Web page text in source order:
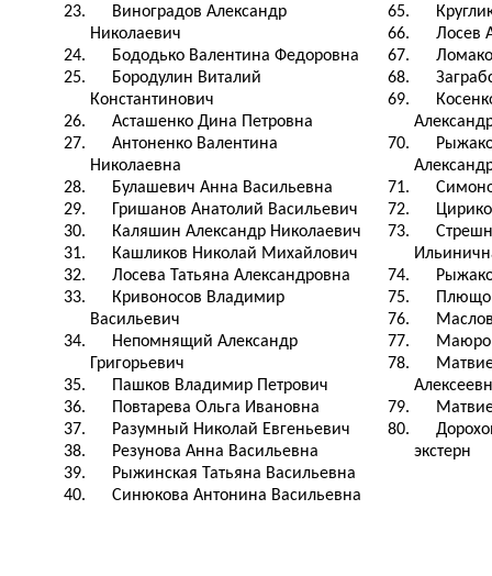
23.
Виноградов Александр
Николаевич
24.
Бододько Валентина Федоровна
25.
Бородулин Виталий
Константинович
26.
Асташенко Дина Петровна
27.
Антоненко Валентина
Николаевна
28.
Булашевич Анна Васильевна
29.
Гришанов Анатолий Васильевич
30.
Каляшин Александр Николаевич
31.
Кашликов Николай Михайлович
32.
Лосева Татьяна Александровна
33.
Кривоносов Владимир
Васильевич
34.
Непомнящий Александр
Григорьевич
35.
Пашков Владимир Петрович
36.
Повтарева Ольга Ивановна
37.
Разумный Николай Евгеньевич
38.
Резунова Анна Васильевна
39.
Рыжинская Татьяна Васильевна
40.
Синюкова Антонина Васильевна
65.
66.
Лосев
67.
68.
69.
70.
71.
72.
73.
74.
75.
76.
77.
78.
79.
80.
экстерн